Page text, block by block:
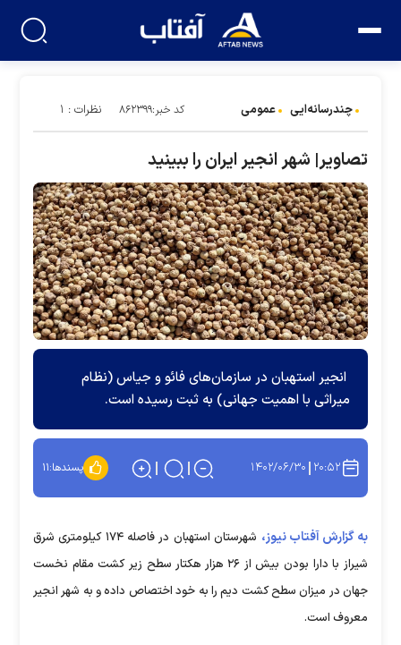
چندرسانه‌ایی عمومی کد خبر:۸۶۲۳۹۹ نظرات : ۱
تصاویر| شهر انجیر ایران را ببینید
انجیر استهبان در سازمان‌های فائو و جیاس (نظام
میراثی با اهمیت جهانی) به ثبت رسیده است.
۲۰:۵۲ ۱۴۰۲/۰۶/۳۰ پسندها:۱۱
به گزارش آفتاب نیوز،
شهرستان استهبان در فاصله ۱۷۴ کیلومتری شرق
شیراز با دارا بودن بیش از ۲۶ هزار هکتار سطح زیر کشت مقام نخست
جهان در میزان سطح کشت دیم را به خود اختصاص داده و به شهر انجیر
معروف است.